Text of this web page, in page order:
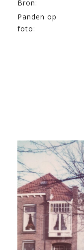
Bron:
Panden op
foto: